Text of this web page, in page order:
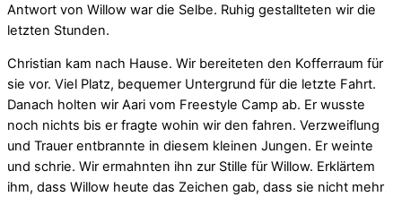
Antwort von Willow war die Selbe. Ruhig gestallteten wir die
letzten Stunden.
Christian kam nach Hause. Wir bereiteten den Kofferraum für
sie vor. Viel Platz, bequemer Untergrund für die letzte Fahrt.
Danach holten wir Aari vom Freestyle Camp ab. Er wusste
noch nichts bis er fragte wohin wir den fahren. Verzweiflung
und Trauer entbrannte in diesem kleinen Jungen. Er weinte
und schrie. Wir ermahnten ihn zur Stille für Willow. Erklärtem
ihm, dass Willow heute das Zeichen gab, dass sie nicht mehr